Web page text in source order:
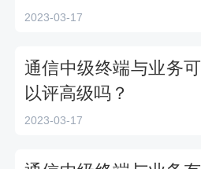
2023-03-17
通信中级终端与业务可
以评高级吗？
2023-03-17